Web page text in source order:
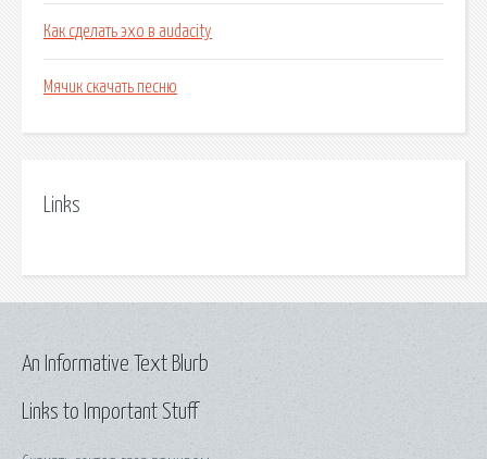
Как сделать эхо в audacity
Мячик скачать песню
Links
Links to Important Stuff
An Informative Text Blurb